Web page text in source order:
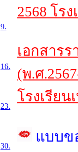
9.
16.
23.
30.
2568 โร
เอกสาร
(พ.ศ
โรงเรีย
แบบข